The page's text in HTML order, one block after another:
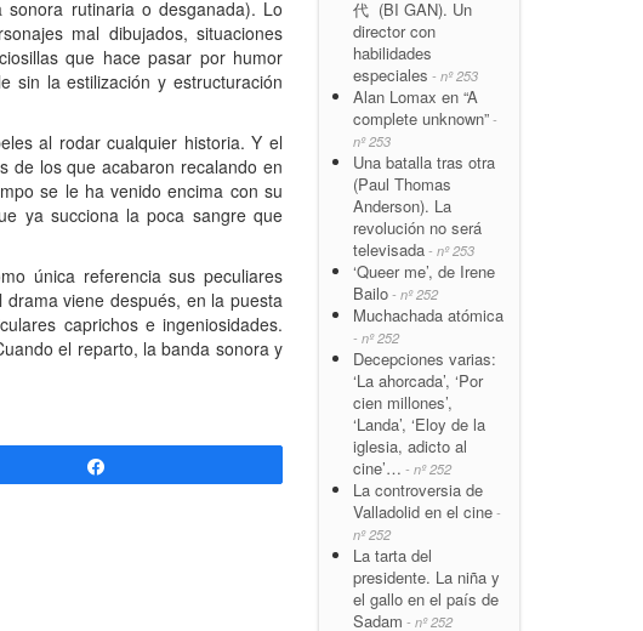
rutinaria o desganada). Lo
mal dibujados, situaciones
que hace pasar por humor
sin la estilización y estructuración
al rodar cualquier historia. Y el
de los que acabaron recalando en
se le ha venido encima con su
ya succiona la poca sangre que
única referencia sus peculiares
viene después, en la puesta
caprichos e ingeniosidades.
el reparto, la banda sonora y
代 (BI GAN). Un
director con
habilidades
especiales - nº 253
Alan Lomax en “A
complete unknown” -
nº 253
Una batalla tras otra
(Paul Thomas
Anderson). La
revolución no será
televisada - nº 253
‘Queer me’, de Irene
Bailo - nº 252
Muchachada atómica
- nº 252
Decepciones varias:
‘La ahorcada’, ‘Por
cien millones’,
‘Landa’, ‘Eloy de la
iglesia, adicto al
cine’… - nº 252
La controversia de
Valladolid en el cine -
nº 252
La tarta del
presidente. La niña y
el gallo en el país de
Sadam - nº 252